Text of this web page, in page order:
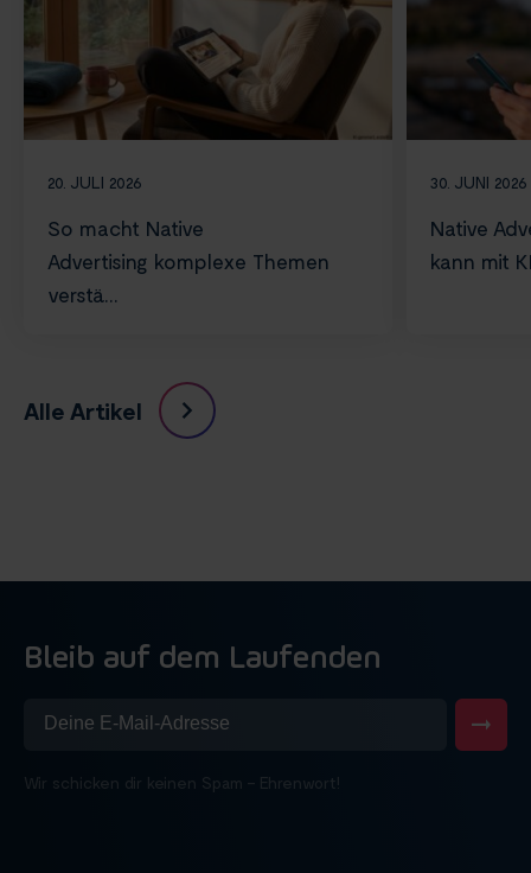
20. JULI 2026
So macht Native
Advertising komplexe Themen
verstä...
30. JUNI 2026
Native
kann mit
Alle Artikel
Bleib auf dem Laufenden
Wir schicken dir keinen Spam – Ehrenwort!